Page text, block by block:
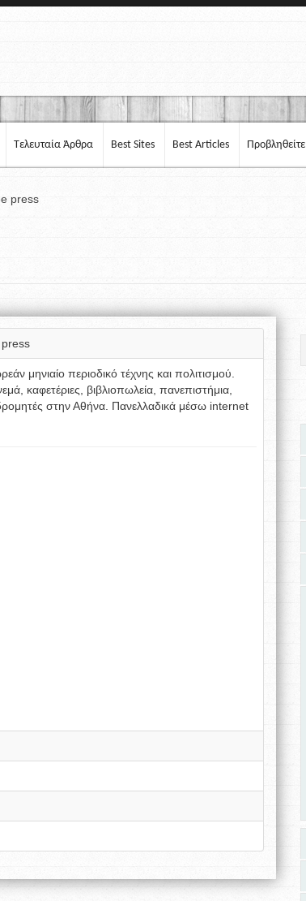
Τελευταία Άρθρα Best Sites Best Articles Προβληθείτε
press
press
μηνιαίο περιοδικό τέχνης και πολιτισμού.
καφετέριες, βιβλιοπωλεία, πανεπιστήμια,
στην Αθήνα. Πανελλαδικά μέσω internet